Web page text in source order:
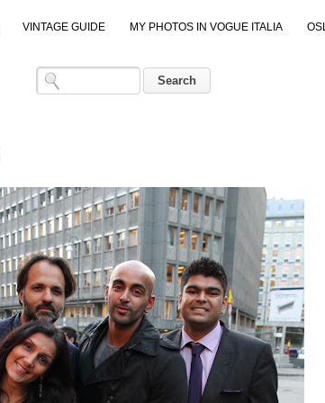
VINTAGE GUIDE MY PHOTOS IN VOGUE ITALIA